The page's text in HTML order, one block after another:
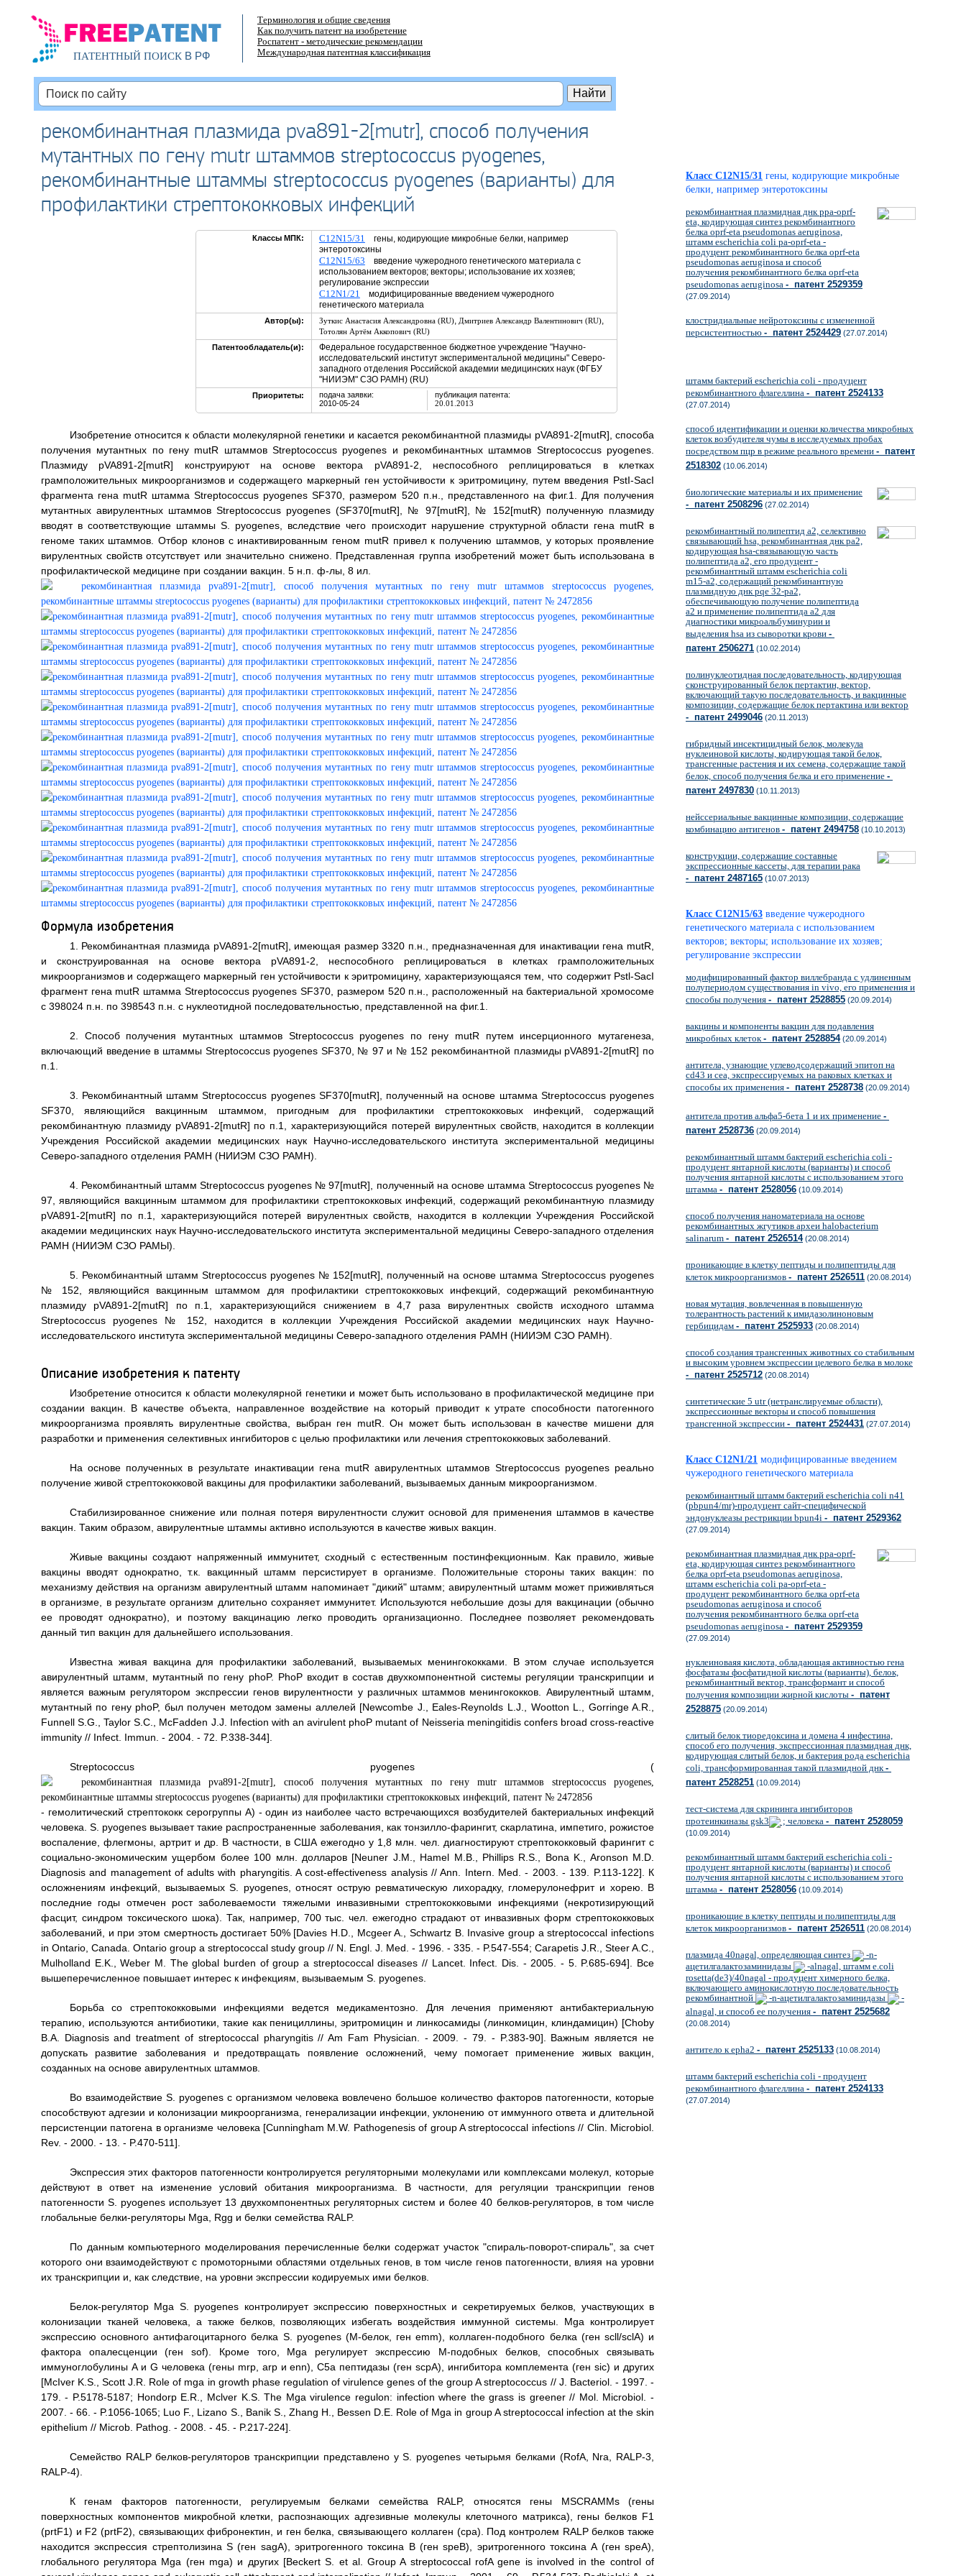
ПАТЕНТНЫЙ ПОИСКВ РФ
Терминология и общие сведения
Как получить патент на изобретение
Роспатент - методические рекомендации
Международная патентная классификация
рекомбинантная плазмида pva891-2[mutr], способ получения
мутантных по гену mutr штаммов streptococcus pyogenes,
рекомбинантные штаммы streptococcus pyogenes (варианты) для
профилактики стрептококковых инфекций
Классы МПК: C12N15/31 гены, кодирующие микробные белки, например
энтеротоксины
C12N15/63 введение чужеродного генетического материала с
использованием векторов; векторы; использование их хозяев;
регулирование экспрессии
C12N1/21 модифицированные введением чужеродного
генетического материала
Автор(ы): Зуткис Анастасия Александровна (RU), Дмитриев Александр Валентинович (RU),
Тотолян Артём Аккопович (RU)
Патентообладатель(и):
Федеральное государственное бюджетное учреждение "Научно-
исследовательский институт экспериментальной медицины" Северо-
западного отделения Российской академии медицинских наук (ФГБУ
"НИИЭМ" СЗО РАМН) (RU)
Приоритеты:
подача заявки:
2010-05-24
публикация патента:
20.01.2013
Изобретение относится к области молекулярной генетики и касается рекомбинантной плазмиды pVA891-2[mutR], способа
получения мутантных по гену mutR штаммов Streptococcus pyogenes и рекомбинантных штаммов Streptococcus pyogenes.
Плазмиду pVA891-2[mutR] конструируют на основе вектора pVA891-2, неспособного реплицироваться в клетках
грамположительных микроорганизмов и содержащего маркерный ген устойчивости к эритромицину, путем введения PstI-SacI
фрагмента гена mutR штамма Streptococcus pyogenes SF370, размером 520 п.н., представленного на фиг.1. Для получения
мутантных авирулентных штаммов Streptococcus pyogenes (SF370[mutR], № 97[mutR], № 152[mutR) полученную плазмиду
вводят в соответствующие штаммы S. pyogenes, вследствие чего происходит нарушение структурной области гена mutR в
геноме таких штаммов. Отбор клонов с инактивированным геном mutR привел к получению штаммов, у которых проявление
вирулентных свойств отсутствует или значительно снижено. Представленная группа изобретений может быть использована в
профилактической медицине при создании вакцин. 5 н.п. ф-лы, 8 ил.
Формула изобретения
1. Рекомбинантная плазмида pVA891-2[mutR], имеющая размер 3320 п.н., предназначенная для инактивации гена mutR,
и сконструированная на основе вектора pVA891-2, неспособного реплицироваться в клетках грамположительных
микроорганизмов и содержащего маркерный ген устойчивости к эритромицину, характеризующаяся тем, что содержит Pstl-SacI
фрагмент гена mutR штамма Streptococcus pyogenes SF370, размером 520 п.н., расположенный на бактериальной хромосоме
с 398024 п.н. по 398543 п.н. с нуклеотидной последовательностью, представленной на фиг.1.
2. Способ получения мутантных штаммов Streptococcus pyogenes по гену mutR путем инсерционного мутагенеза,
включающий введение в штаммы Streptococcus pyogenes SF370, № 97 и № 152 рекомбинантной плазмиды pVA891-2[mutR] по
п.1.
3. Рекомбинантный штамм Streptococcus pyogenes SF370[mutR], полученный на основе штамма Streptococcus pyogenes
SF370, являющийся вакцинным штаммом, пригодным для профилактики стрептококковых инфекций, содержащий
рекомбинантную плазмиду pVA891-2[mutR] по п.1, характеризующийся потерей вирулентных свойств, находится в коллекции
Учреждения Российской академии медицинских наук Научно-исследовательского института экспериментальной медицины
Северо-западного отделения РАМН (НИИЭМ СЗО РАМН).
4. Рекомбинантный штамм Streptococcus pyogenes № 97[mutR], полученный на основе штамма Streptococcus pyogenes №
97, являющийся вакцинным штаммом для профилактики стрептококковых инфекций, содержащий рекомбинантную плазмиду
pVA891-2[mutR] по п.1, характеризующийся потерей вирулентных свойств, находится в коллекции Учреждения Российской
академии медицинских наук Научно-исследовательского института экспериментальной медицины Северо-западного отделения
РАМН (НИИЭМ СЗО РАМЫ).
5. Рекомбинантный штамм Streptococcus pyogenes № 152[mutR], полученный на основе штамма Streptococcus pyogenes
№ 152, являющийся вакцинным штаммом для профилактики стрептококковых инфекций, содержащий рекомбинантную
плазмиду pVA891-2[mutR] по п.1, характеризующийся снижением в 4,7 раза вирулентных свойств исходного штамма
Streptococcus pyogenes № 152, находится в коллекции Учреждения Российской академии медицинских наук Научно-
исследовательского института экспериментальной медицины Северо-западного отделения РАМН (НИИЭМ СЗО РАМН).
Описание изобретения к патенту
Изобретение относится к области молекулярной генетики и может быть использовано в профилактической медицине при
создании вакцин. В качестве объекта, направленное воздействие на который приводит к утрате способности патогенного
микроорганизма проявлять вирулентные свойства, выбран ген mutR. Он может быть использован в качестве мишени для
разработки и применения селективных ингибиторов с целью профилактики или лечения стрептококковых заболеваний.
На основе полученных в результате инактивации гена mutR авирулентных штаммов Streptococcus pyogenes реально
получение живой стрептококковой вакцины для профилактики заболеваний, вызываемых данным микроорганизмом.
Стабилизированное снижение или полная потеря вирулентности служит основой для применения штаммов в качестве
вакцин. Таким образом, авирулентные штаммы активно используются в качестве живых вакцин.
Живые вакцины создают напряженный иммунитет, сходный с естественным постинфекционным. Как правило, живые
вакцины вводят однократно, т.к. вакцинный штамм персистирует в организме. Положительные стороны таких вакцин: по
механизму действия на организм авирулентный штамм напоминает "дикий" штамм; авирулентный штамм может приживляться
в организме, в результате организм длительно сохраняет иммунитет. Используются небольшие дозы для вакцинации (обычно
ее проводят однократно), и поэтому вакцинацию легко проводить организационно. Последнее позволяет рекомендовать
данный тип вакцин для дальнейшего использования.
Известна живая вакцина для профилактики заболеваний, вызываемых менингококками. В этом случае используется
авирулентный штамм, мутантный по гену phoP. PhoP входит в состав двухкомпонентной системы регуляции транскрипции и
является важным регулятором экспрессии генов вирулентности у различных штаммов менингококков. Авирулентный штамм,
мутантный по гену phoP, был получен методом замены аллелей [Newcombe J., Eales-Reynolds L.J., Wootton L., Gorringe A.R.,
Funnell S.G., Taylor S.C., McFadden J.J. Infection with an avirulent phoP mutant of Neisseria meningitidis confers broad cross-reactive
immunity // Infect. Immun. - 2004. - 72. P.338-344].
Streptococcus pyogenes (
- гемолитический стрептококк серогруппы A) - один из наиболее часто встречающихся возбудителей бактериальных инфекций
человека. S. pyogenes вызывает такие распространенные заболевания, как тонзилло-фарингит, скарлатина, импетиго, рожистое
воспаление, флегмоны, артрит и др. В частности, в США ежегодно у 1,8 млн. чел. диагностируют стрептококковый фарингит с
социально-экономическим ущербом более 100 млн. долларов [Neuner J.M., Hamel M.B., Phillips R.S., Bona K., Aronson M.D.
Diagnosis and management of adults with pharyngitis. A cost-effectiveness analysis // Ann. Intern. Med. - 2003. - 139. P.113-122]. К
осложнениям инфекций, вызываемых S. pyogenes, относят острую ревматическую лихорадку, гломерулонефрит и хорею. В
последние годы отмечен рост заболеваемости тяжелыми инвазивными стрептококковыми инфекциями (некротизирующий
фасцит, синдром токсического шока). Так, например, 700 тыс. чел. ежегодно страдают от инвазивных форм стрептококковых
заболеваний, и при этом смертность достигает 50% [Davies H.D., Mcgeer A., Schwartz B. Invasive group a streptococcal infections
in Ontario, Canada. Ontario group a streptococcal study group // N. Engl. J. Med. - 1996. - 335. - P.547-554; Carapetis J.R., Steer A.C.,
Mulholland E.K., Weber M. The global burden of group a streptococcal diseases // Lancet. Infect. Dis. - 2005. - 5. P.685-694]. Все
вышеперечисленное повышает интерес к инфекциям, вызываемым S. pyogenes.
Борьба со стрептококковыми инфекциями ведется медикаментозно. Для лечения применяют антибактериальную
терапию, используются антибиотики, такие как пенициллины, эритромицин и линкосамиды (линкомицин, клиндамицин) [Choby
B.A. Diagnosis and treatment of streptococcal pharyngitis // Am Fam Physician. - 2009. - 79. - P.383-90]. Важным является не
допускать развитие заболевания и предотвращать появление осложнений, чему помогает применение живых вакцин,
созданных на основе авирулентных штаммов.
Во взаимодействие S. pyogenes с организмом человека вовлечено большое количество факторов патогенности, которые
способствуют адгезии и колонизации микроорганизма, генерализации инфекции, уклонению от иммунного ответа и длительной
персистенции патогена в организме человека [Cunningham M.W. Pathogenesis of group A streptococcal infections // Clin. Microbiol.
Rev. - 2000. - 13. - P.470-511].
Экспрессия этих факторов патогенности контролируется регуляторными молекулами или комплексами молекул, которые
действуют в ответ на изменение условий обитания микроорганизма. В частности, для регуляции транскрипции генов
патогенности S. pyogenes использует 13 двухкомпонентных регуляторных систем и более 40 белков-регуляторов, в том числе
глобальные белки-регуляторы Mga, Rgg и белки семейства RALP.
По данным компьютерного моделирования перечисленные белки содержат участок "спираль-поворот-спираль", за счет
которого они взаимодействуют с промоторными областями отдельных генов, в том числе генов патогенности, влияя на уровни
их транскрипции и, как следствие, на уровни экспрессии кодируемых ими белков.
Белок-регулятор Mga S. pyogenes контролирует экспрессию поверхностных и секретируемых белков, участвующих в
колонизации тканей человека, а также белков, позволяющих избегать воздействия иммунной системы. Mga контролирует
экспрессию основного антифагоцитарного белка S. pyogenes (М-белок, ген emm), коллаген-подобного белка (ген scll/sclA) и
фактора опалесценции (ген sof). Кроме того, Mga регулирует экспрессию М-подобных белков, способных связывать
иммуноглобулины A и G человека (гены mrp, arp и enn), C5а пептидазы (ген scpA), ингибитора комплемента (ген sic) и других
[McIver K.S., Scott J.R. Role of mga in growth phase regulation of virulence genes of the group A streptococcus // J. Bacteriol. - 1997. -
179. - P.5178-5187; Hondorp E.R., Mclver K.S. The Mga virulence regulon: infection where the grass is greener // Mol. Microbiol. -
2007. - 66. - P.1056-1065; Luo F., Lizano S., Banik S., Zhang H., Bessen D.E. Role of Mga in group A streptococcal infection at the skin
epithelium // Microb. Pathog. - 2008. - 45. - P.217-224].
Семейство RALP белков-регуляторов транскрипции представлено у S. pyogenes четырьмя белками (RofA, Nra, RALP-3,
RALP-4).
К генам факторов патогенности, регулируемым белками семейства RALP, относятся гены MSCRAMMs (гены
поверхностных компонентов микробной клетки, распознающих адгезивные молекулы клеточного матрикса), гены белков F1
(prtF1) и F2 (prtF2), связывающих фибронектин, и ген белка, связывающего коллаген (cpa). Под контролем RALP белков также
находится экспрессия стрептолизина S (ген sagA), эритрогенного токсина B (ген speB), эритрогенного токсина A (ген speA),
глобального регулятора Mga (ген mga) и других [Beckert S. et al. Group A streptococcal rofA gene is involved in the control of
Класс C12N15/31 гены, кодирующие микробные
белки, например энтеротоксины
рекомбинантная плазмидная днк ppa-oprf-
eta, кодирующая синтез рекомбинантного
белка oprf-eta pseudomonas aeruginosa,
штамм escherichia coli pa-oprf-eta -
продуцент рекомбинантного белка oprf-eta
pseudomonas aeruginosa и способ
получения рекомбинантного белка oprf-eta
pseudomonas aeruginosa - патент 2529359
(27.09.2014)
клостридиальные нейротоксины с измененной
персистентностью - патент 2524429 (27.07.2014)
штамм бактерий escherichia coli - продуцент
рекомбинантного флагеллина - патент 2524133
(27.07.2014)
способ идентификации и оценки количества микробных
клеток возбудителя чумы в исследуемых пробах
посредством пцр в режиме реального времени - патент
2518302 (10.06.2014)
биологические материалы и их применение
- патент 2508296 (27.02.2014)
рекомбинантный полипептид а2, селективно
связывающий hsa, рекомбинантная днк pa2,
кодирующая hsa-связывающую часть
полипептида a2, его продуцент -
рекомбинантный штамм escherichia coli
m15-a2, содержащий рекомбинантную
плазмидную днк pqe 32-pa2,
обеспечивающую получение полипептида
a2 и применение полипептида а2 для
диагностики микроальбуминурии и
выделения hsa из сыворотки крови -
патент 2506271 (10.02.2014)
полинуклеотидная последовательность, кодирующая
сконструированный белок пертактин, вектор,
включающий такую последовательность, и вакцинные
композиции, содержащие белок пертактина или вектор
- патент 2499046 (20.11.2013)
гибридный инсектицидный белок, молекула
нуклеиновой кислоты, кодирующая такой белок,
трансгенные растения и их семена, содержащие такой
белок, способ получения белка и его применение -
патент 2497830 (10.11.2013)
нейссериальные вакцинные композиции, содержащие
комбинацию антигенов - патент 2494758 (10.10.2013)
конструкции, содержащие составные
экспрессионные кассеты, для терапии рака
- патент 2487165 (10.07.2013)
Класс C12N15/63 введение чужеродного
генетического материала с использованием
векторов; векторы; использование их хозяев;
регулирование экспрессии
модифицированный фактор виллебранда с удлиненным
полупериодом существования in vivo, его применения и
способы получения - патент 2528855 (20.09.2014)
вакцины и компоненты вакцин для подавления
микробных клеток- патент 2528854(20.09.2014)
антитела, узнающие углеводсодержащий эпитоп на
cd43 и сеа, экспрессируемых на раковых клетках и
способы их применения - патент 2528738 (20.09.2014)
антитела против альфа5-бета 1 и их применение -
патент 2528736 (20.09.2014)
рекомбинантный штамм бактерий escherichia coli -
продуцент янтарной кислоты (варианты) и способ
получения янтарной кислоты с использованием этого
штамма - патент 2528056 (10.09.2014)
способ получения наноматериала на основе
рекомбинантных жгутиков археи halobacterium
salinarum - патент 2526514(20.08.2014)
проникающие в клетку пептиды и полипептиды для
клеток микроорганизмов - патент 2526511 (20.08.2014)
новая мутация, вовлеченная в повышенную
толерантность растений к имидазолиноновым
гербицидам - патент 2525933 (20.08.2014)
способ создания трансгенных животных со стабильным
и высоким уровнем экспрессии целевого белка в молоке
- патент 2525712 (20.08.2014)
синтетические 5 utr (нетранслируемые области),
экспрессионные векторы и способ повышения
трансгенной экспрессии - патент 2524431 (27.07.2014)
Класс C12N1/21 модифицированные введением
чужеродного генетического материала
рекомбинантный штамм бактерий escherichia coli n41
(pbpun4/mr)-продуцент сайт-специфической
эндонуклеазы рестрикции bpun4i - патент 2529362
(27.09.2014)
рекомбинантная плазмидная днк ppa-oprf-
eta, кодирующая синтез рекомбинантного
белка oprf-eta pseudomonas aeruginosa,
штамм escherichia coli pa-oprf-eta -
продуцент рекомбинантного белка oprf-eta
pseudomonas aeruginosa и способ
получения рекомбинантного белка oprf-eta
pseudomonas aeruginosa - патент 2529359
(27.09.2014)
нуклеиноваяя кислота, обладающая активностью гена
фосфатазы фосфатидной кислоты (варианты), белок,
рекомбинантный вектор, трансформант и способ
получения композиции жирной кислоты - патент
2528875 (20.09.2014)
слитый белок тиоредоксина и домена 4 инфестина,
способ его получения, экспрессионная плазмидная днк,
кодирующая слитый белок, и бактерия рода escherichia
coli, трансформированная такой плазмидной днк-
патент 2528251 (10.09.2014)
тест-система для скрининга ингибиторов
протеинкиназы gsk3
; человека - патент 2528059
(10.09.2014)
рекомбинантный штамм бактерий escherichia coli -
продуцент янтарной кислоты (варианты) и способ
получения янтарной кислоты с использованием этого
штамма - патент 2528056 (10.09.2014)
проникающие в клетку пептиды и полипептиды для
клеток микроорганизмов - патент 2526511 (20.08.2014)
плазмида 40nagal, определяющая синтез
-n-
ацетилгалактозаминидазы
-alnagal, штамм e.coli
rosetta(de3)/40nagal - продуцент химерного белка,
включающего аминокислотную последовательность
рекомбинантной
-n-ацетилгалактозаминидазы
-
alnagal, и способ ее получения - патент 2525682
(20.08.2014)
антитело к epha2 - патент 2525133 (10.08.2014)
штамм бактерий escherichia coli - продуцент
рекомбинантного флагеллина - патент 2524133
(27.07.2014)